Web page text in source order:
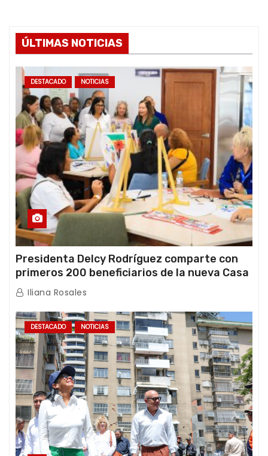
ÚLTIMAS NOTICIAS
DESTACADO NOTICIAS
Presidenta Delcy Rodríguez comparte con
primeros 200 beneficiarios de la nueva Casa
de los Abuelos “La Primavera” en Caracas
Iliana Rosales
DESTACADO NOTICIAS